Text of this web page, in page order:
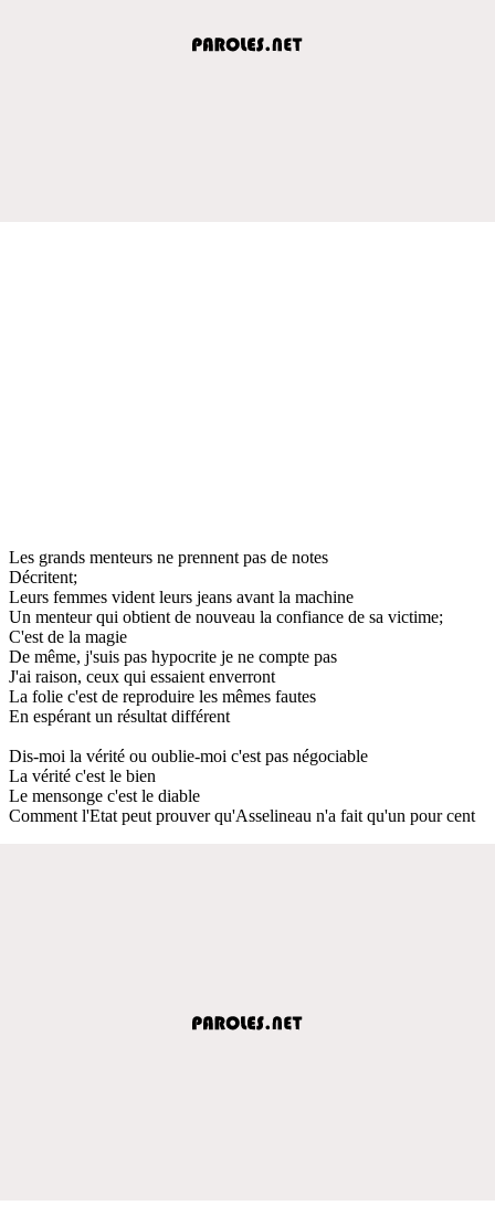
Les grands menteurs ne prennent pas de notes
Décritent;
Leurs femmes vident leurs jeans avant la machine
Un menteur qui obtient de nouveau la confiance de sa victime;
C'est de la magie
De même, j'suis pas hypocrite je ne compte pas
J'ai raison, ceux qui essaient enverront
La folie c'est de reproduire les mêmes fautes
En espérant un résultat différent
Dis-moi la vérité ou oublie-moi c'est pas négociable
La vérité c'est le bien
Le mensonge c'est le diable
Comment l'Etat peut prouver qu'Asselineau n'a fait qu'un pour cent